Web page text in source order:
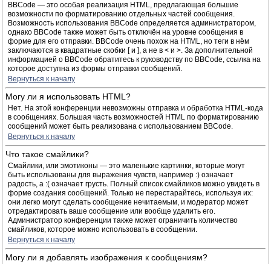
BBCode — это особая реализация HTML, предлагающая большие
возможности по форматированию отдельных частей сообщения.
Возможность использования BBCode определяется администратором,
однако BBCode также может быть отключён на уровне сообщения в
форме для его отправки. BBCode очень похож на HTML, но теги в нём
заключаются в квадратные скобки [ и ], а не в < и >. За дополнительной
информацией о BBCode обратитесь к руководству по BBCode, ссылка на
которое доступна из формы отправки сообщений.
Вернуться к началу
Могу ли я использовать HTML?
Нет. На этой конференции невозможны отправка и обработка HTML-кода
в сообщениях. Большая часть возможностей HTML по форматированию
сообщений может быть реализована с использованием BBCode.
Вернуться к началу
Что такое смайлики?
Смайлики, или эмотиконы — это маленькие картинки, которые могут
быть использованы для выражения чувств, например :) означает
радость, а :( означает грусть. Полный список смайликов можно увидеть в
форме создания сообщений. Только не перестарайтесь, используя их:
они легко могут сделать сообщение нечитаемым, и модератор может
отредактировать ваше сообщение или вообще удалить его.
Администратор конференции также может ограничить количество
смайликов, которое можно использовать в сообщении.
Вернуться к началу
Могу ли я добавлять изображения к сообщениям?